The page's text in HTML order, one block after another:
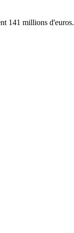
141 millions d'euros.